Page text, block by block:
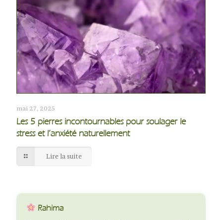
mai 27, 2025
Les 5 pierres incontournables pour soulager le
stress et l’anxiété naturellement
Lire la suite
Rahima